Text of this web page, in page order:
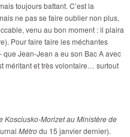
toujours battant. C’est la
ne pas se faire oublier non plus,
venu au bon moment : il plaira
Pour faire taire les méchantes
Jean-Jean a eu son Bac A avec
méritant et très volontaire… surtout
Kosciusko-Morizet au Ministère de
Métrodu 15 janvier dernier).